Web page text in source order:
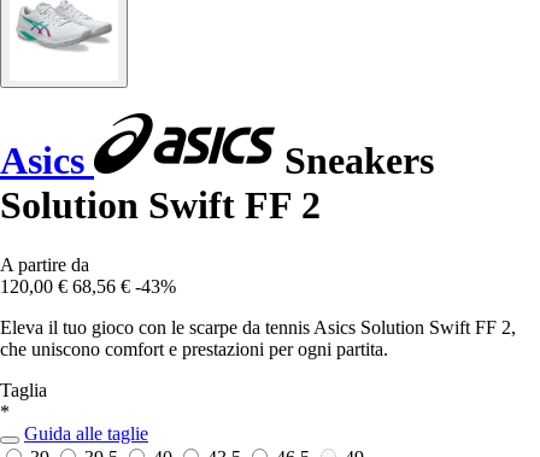
Asics
Sneakers
Solution Swift FF 2
A partire da
120,00 € 68,56 € -43%
Eleva il tuo gioco con le scarpe da tennis Asics Solution Swift FF 2,
che uniscono comfort e prestazioni per ogni partita.
Taglia
*
Guida alle taglie